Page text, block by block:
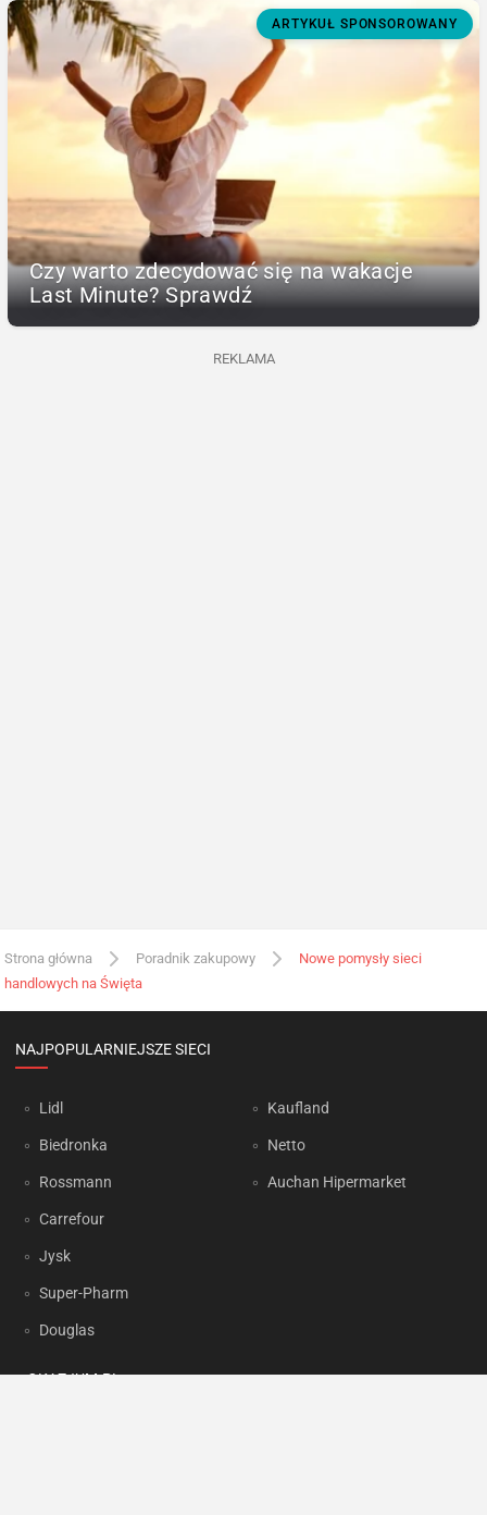
ARTYKUŁ SPONSOROWANY
Czy warto zdecydować się na wakacje
Last Minute? Sprawdź
REKLAMA
Strona główna Poradnik zakupowy
Nowe pomysły sieci
handlowych na Święta
NAJPOPULARNIEJSZE SIECI
Lidl
Biedronka
Rossmann
Carrefour
Jysk
Super-Pharm
Douglas
Kaufland
Netto
Auchan Hipermarket
OKAZJUM.PL